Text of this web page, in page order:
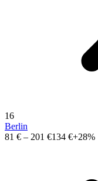
16
Berlin
81 € – 201 €134 €+28%